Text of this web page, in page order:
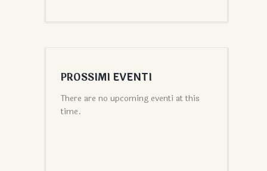
PROSSIMI EVENTI
There are no upcoming eventi at this
time.